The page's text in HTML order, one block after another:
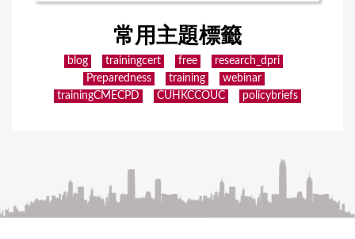
常用主題標籤
blog trainingcert free
research_dpri
Preparedness
training
webinar
trainingCMECPD
CUHKCCOUC policybriefs